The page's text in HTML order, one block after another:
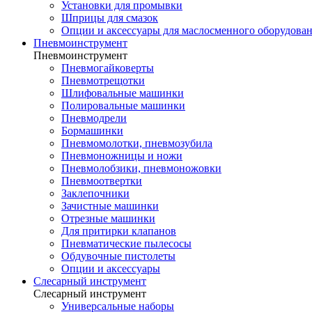
Установки для промывки
Шприцы для смазок
Опции и аксессуары для маслосменного
Пневмоинструмент
Пневмоинструмент
Пневмогайковерты
Пневмотрещотки
Шлифовальные машинки
Полировальные машинки
Пневмодрели
Бормашинки
Пневмомолотки, пневмозубила
Пневмоножницы и ножи
Пневмолобзики, пневмоножовки
Пневмоотвертки
Заклепочники
Зачистные машинки
Отрезные машинки
Для притирки клапанов
Пневматические пылесосы
Обдувочные пистолеты
Опции и аксессуары
Слесарный инструмент
Слесарный инструмент
Универсальные наборы